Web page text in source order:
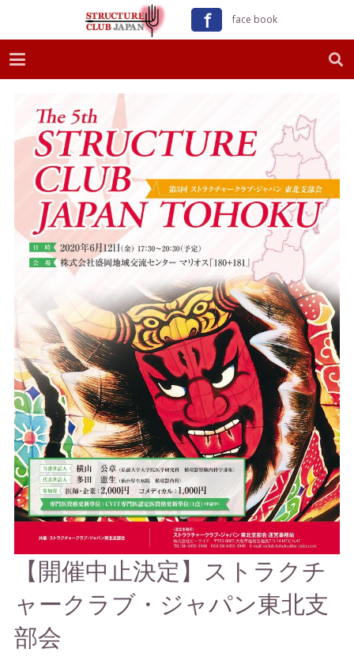
ｆ face book
【開催中止決定】ストラクチ
ャークラブ・ジャパン東北支
部会